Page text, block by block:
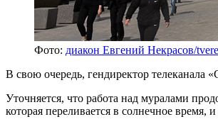
Фото: диакон Евгений Некрасов/
В свою очередь, гендиректор телеканала
Уточняется, что работа над муралами
которая переливается в солнечное время,